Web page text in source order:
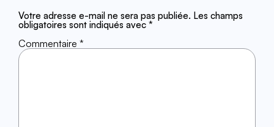
Votre adresse e-mail ne sera pas publiée. Les champs
obligatoires sont indiqués avec *
Commentaire *